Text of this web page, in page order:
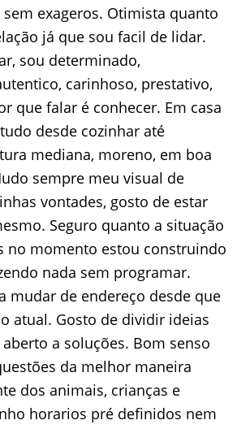
exageros. Otimista quanto
já que sou facil de lidar.
sou determinado,
carinhoso, prestativo,
que falar é conhecer. Em casa
desde cozinhar até
mediana, moreno, em boa
sempre meu visual de
vontades, gosto de estar
Seguro quanto a situação
no momento estou construindo
nada sem programar.
mudar de endereço desde que
atual. Gosto de dividir ideias
a soluções. Bom senso
da melhor maneira
dos animais, crianças e
horarios pré definidos nem